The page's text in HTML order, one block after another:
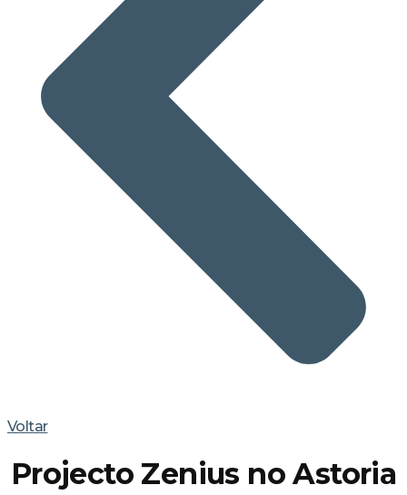
Voltar
Projecto Zenius no Astoria